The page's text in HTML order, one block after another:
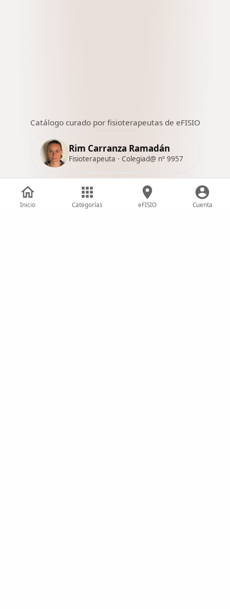
Inicio Categorías eFISIO Cuenta
Catálogo curado por fisioterapeutas de eFISIO
Rim Carranza Ramadán
Fisioterapeuta · Colegiad@ nº 9957
Beatrice Paula Zaharia
Fisioterapeuta · Colegiad@ nº 18790